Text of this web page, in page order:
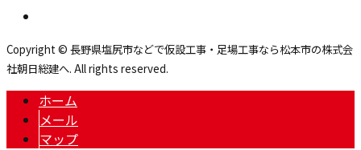
Copyright © 長野県塩尻市などで仮設工事・足場工事なら松本市の株式会
社朝日総建へ. All rights reserved.
ホーム
メール
マップ